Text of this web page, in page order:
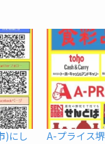
)にし
A-プライス